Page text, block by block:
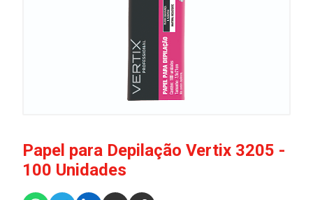
Papel para Depilação Vertix 3205 -
100 Unidades